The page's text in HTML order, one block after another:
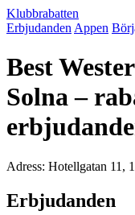
Klubbrabatten
Erbjudanden Appen
Best
Solna –
Adress: Hotellgatan 11,
Erbjudanden